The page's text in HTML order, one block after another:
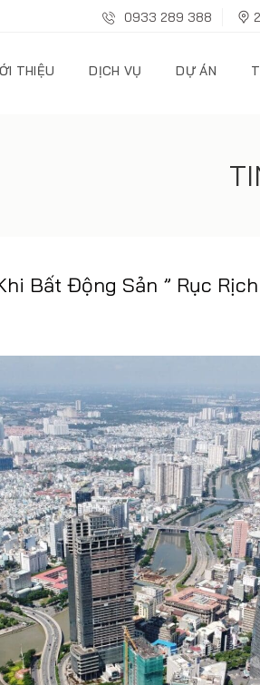
0933 289 388
THIỆU DỊCH VỤ DỰ ÁN
Bất Động Sản ” Rục